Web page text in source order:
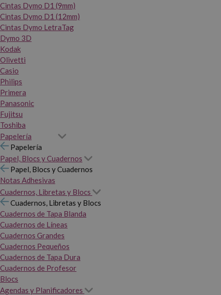
Cintas Dymo D1 (9mm)
Cintas Dymo D1 (12mm)
Cintas Dymo LetraTag
Dymo 3D
Kodak
Olivetti
Casio
Philips
Primera
Panasonic
Fujitsu
Toshiba
Papelería
Papelería
Papel, Blocs y Cuadernos
Papel, Blocs y Cuadernos
Notas Adhesivas
Cuadernos, Libretas y Blocs
Cuadernos, Libretas y Blocs
Cuadernos de Tapa Blanda
Cuadernos de Líneas
Cuadernos Grandes
Cuadernos Pequeños
Cuadernos de Tapa Dura
Cuadernos de Profesor
Blocs
Agendas y Planificadores